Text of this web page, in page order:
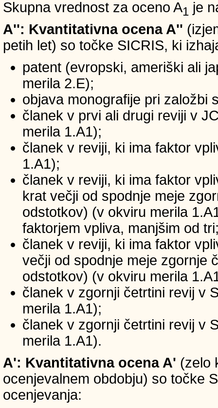
Skupna vrednost za oceno A1 je
A'': Kvantitativna ocena A''
petih let) so točke SICRIS, ki
patent (evropski, ameriški ali
merila 2.E);
objava monografije pri založbi
članek v prvi ali drugi reviji v
merila 1.A1);
članek v reviji, ki ima faktor
1.A1);
članek v reviji, ki ima faktor
krat večji od spodnje meje
odstotkov) (v okviru merila
faktorjem vpliva, manjšim od
članek v reviji, ki ima faktor
večji od spodnje meje zgornje
odstotkov) (v okviru merila
članek v zgornji četrtini revij v
merila 1.A1);
članek v zgornji četrtini revij v
merila 1.A1).
A': Kvantitativna ocena A' (zelo
ocenjevalnem obdobju) so točke
ocenjevanja: